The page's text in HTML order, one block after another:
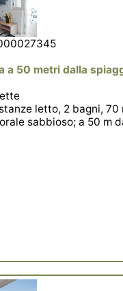
a 50 metri dalla
letto, 2 bagni, 70
sabbioso; a 50 m